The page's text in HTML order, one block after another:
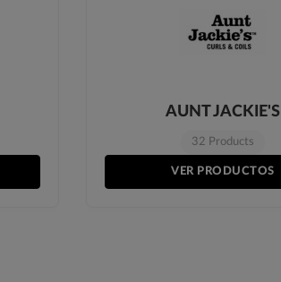
AUNT JACKIE'S
32 Products
VER PRODUCTOS